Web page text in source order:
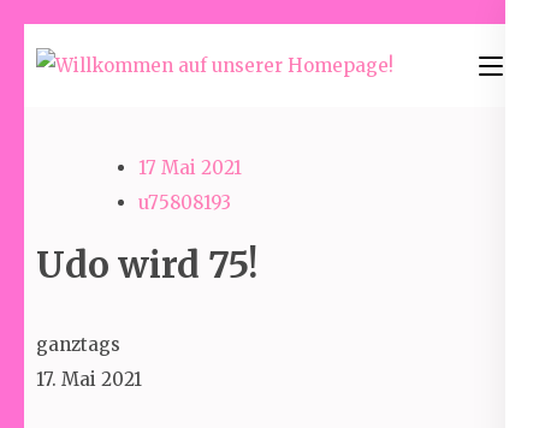
to
Willkommen
17 Mai 2021
u75808193
Udo wird 75!
Udo
wird
ganztags
17. Mai 2021